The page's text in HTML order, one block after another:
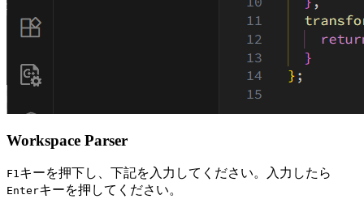
Workspace Parser
F1キーを押下し、下記を入力してください。入力したら
Enterキーを押してください。